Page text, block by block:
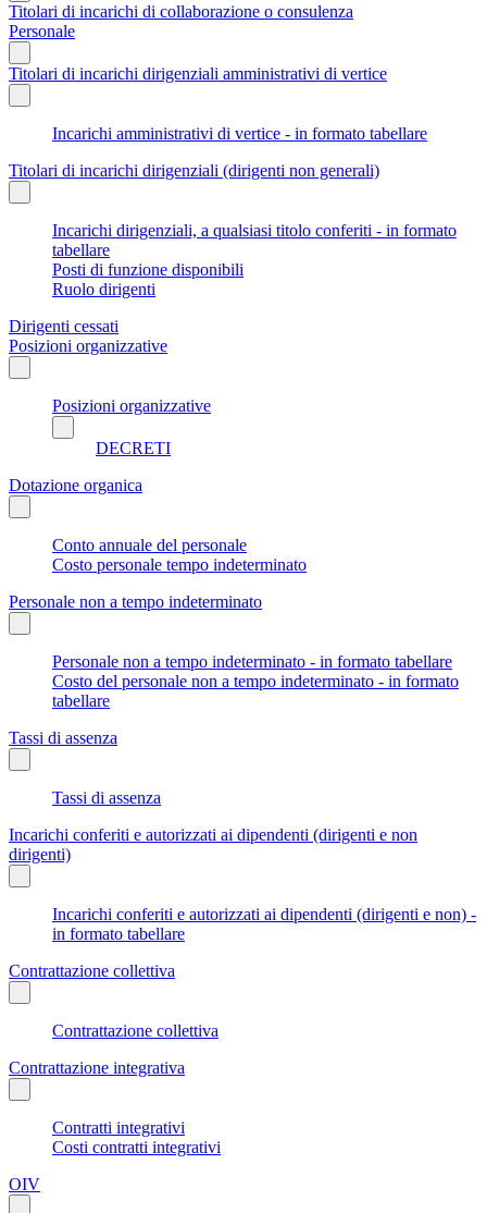
Titolari di incarichi di collaborazione o consulenza
Personale
Titolari di incarichi dirigenziali amministrativi di vertice
Incarichi amministrativi di vertice - in formato tabellare
Titolari di incarichi dirigenziali (dirigenti non generali)
Incarichi dirigenziali, a qualsiasi titolo conferiti - in formato
tabellare
Posti di funzione disponibili
Ruolo dirigenti
Dirigenti cessati
Posizioni organizzative
Posizioni organizzative
DECRETI
Dotazione organica
Conto annuale del personale
Costo personale tempo indeterminato
Personale non a tempo indeterminato
Personale non a tempo indeterminato - in formato tabellare
Costo del personale non a tempo indeterminato - in formato
tabellare
Tassi di assenza
Tassi di assenza
Incarichi conferiti e autorizzati ai dipendenti (dirigenti e non
dirigenti)
Incarichi conferiti e autorizzati ai dipendenti (dirigenti e non) -
in formato tabellare
Contrattazione collettiva
Contrattazione collettiva
Contrattazione integrativa
Contratti integrativi
Costi contratti integrativi
OIV